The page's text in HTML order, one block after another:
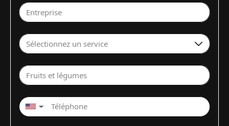
Entreprise
Sélectionnez un service
Fruits et légumes
▼